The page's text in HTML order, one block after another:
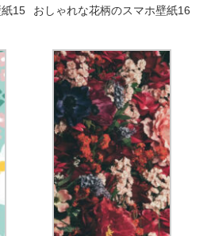
15 おしゃれな花柄のスマホ壁紙16